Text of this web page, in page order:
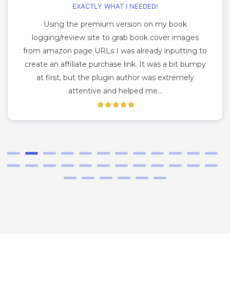
EXACTLY WHAT I NEEDED!
Using the premium version on my book
logging/review site to grab book cover images
from amazon page URLs I was already inputting to
create an affiliate purchase link. It was a bit bumpy
at first, but the plugin author was extremely
attentive and helped me…